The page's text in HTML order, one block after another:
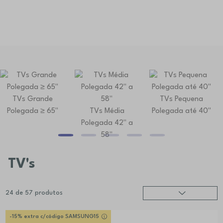
TVs Grande
Polegada ≥ 65''
TVs Média
Polegada 42'' a
58''
TVs Pequena
Polegada até 40''
TV's
24 de 57 produtos
-15% extra c/código SAMSUNG15